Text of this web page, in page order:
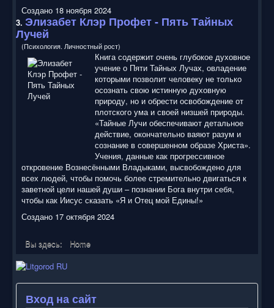
Создано 18 ноября 2024
3. Элизабет Клэр Профет- Пять Тайных
Лучей
(Психология. Личностный рост)
Книга содержит очень глубокое духовное
учение о Пяти Тайных Лучах, овладение
которыми позволит человеку не только
осознать свою истинную духовную
природу, но и обрести освобождение от
плотского ума и своей низшей природы.
«Тайные Лучи обеспечивают детальное
действие, окончательно ваяют разум и
сознание в совершенном образе Христа».
Учения, данные как прогрессивное
откровение Вознесёнными Владыками, высвобождено для
всех людей, чтобы помочь более стремительно двигаться к
заветной цели нашей души – познании Бога внутри себя,
чтобы как Иисус сказать «Я и Отец мой Едины!»
Создано 17 октября 2024
Вы здесь: Home
Вход на сайт